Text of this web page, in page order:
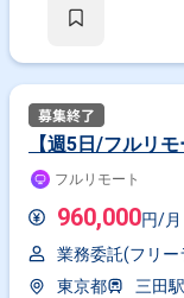
リケーション開発(設
ラ：AWS/GCP/
ス：アジャイル・スク
Github/Slack/notion/
ホンの装着はOKです。
験・導入するなど新し
代が中心で活気ある雰
したい方に最適 ※将来
【週5日/フルリ
フルリモート
960,000円/月
業務委託(フリー
東京都
三田駅